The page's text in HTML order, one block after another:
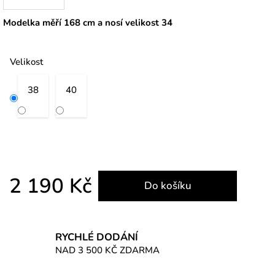
Modelka měří 168 cm a nosí velikost 34
Velikost
38 40
2 190 Kč Do košíku
RYCHLÉ DODÁNÍ
NAD 3 500 KČ ZDARMA